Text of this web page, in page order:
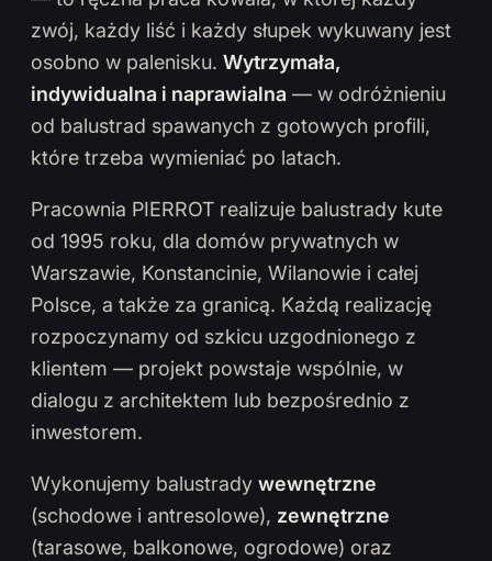
zwój, każdy liść i każdy słupek wykuwany jest
osobno w palenisku. Wytrzymała,
indywidualna i naprawialna — w odróżnieniu
od balustrad spawanych z gotowych profili,
które trzeba wymieniać po latach.
Pracownia PIERROT realizuje balustrady kute
od 1995 roku, dla domów prywatnych w
Warszawie, Konstancinie, Wilanowie i całej
Polsce, a także za granicą. Każdą realizację
rozpoczynamy od szkicu uzgodnionego z
klientem — projekt powstaje wspólnie, w
dialogu z architektem lub bezpośrednio z
inwestorem.
Wykonujemy balustrady wewnętrzne
(schodowe i antresolowe), zewnętrzne
(tarasowe, balkonowe, ogrodowe) oraz